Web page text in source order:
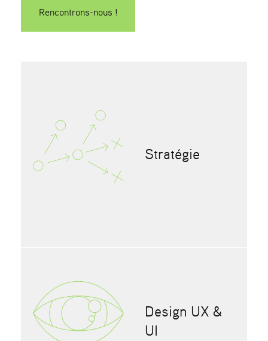
Rencontrons-nous !
Stratégie
Design UX &
UI